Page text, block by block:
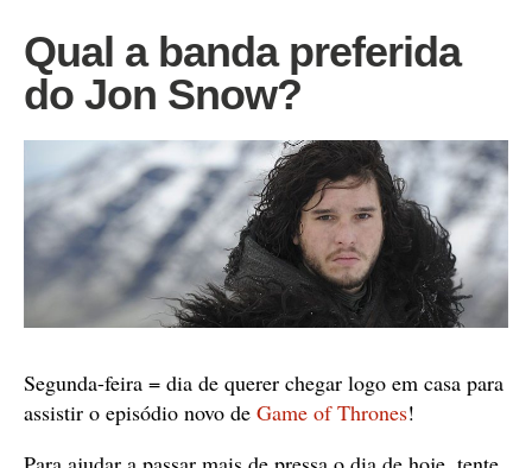
Qual a banda preferida
do Jon Snow?
Segunda-feira = dia de querer chegar logo em casa para
assistir o episódio novo de Game of Thrones!